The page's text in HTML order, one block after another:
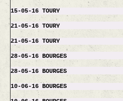
15-05-16
21-05-16
21-05-16
28-05-16
28-05-16
10-06-16